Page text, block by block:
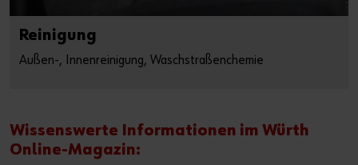
Reinigung
Außen-, Innenreinigung, Waschstraßenchemie
Wissenswerte Informationen im Würth
Online-Magazin: